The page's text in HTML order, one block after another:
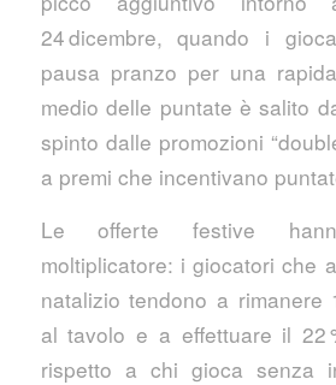
24 dicembre, quando i
pausa pranzo per una
medio delle puntate è salito
spinto dalle promozioni
a premi che incentivano
Le offerte festive
moltiplicatore: i giocatori che
natalizio tendono a rimanere
al tavolo e a effettuare il 22
rispetto a chi gioca senza